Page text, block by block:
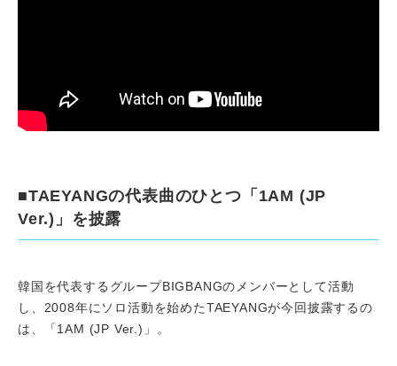
■TAEYANGの代表曲のひとつ「1AM (JP
Ver.)」を披露
韓国を代表するグループBIGBANGのメンバーとして活動
し、2008年にソロ活動を始めたTAEYANGが今回披露するの
は、「1AM (JP Ver.)」。